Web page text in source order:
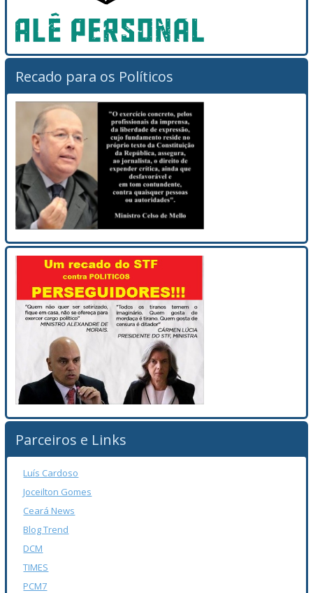
Recado para os Políticos
Parceiros e Links
Luís Cardoso
Joceilton Gomes
Ceará News
Blog Trend
DCM
TIMES
PCM7